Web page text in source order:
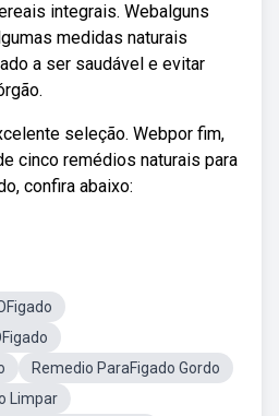
integrais. Webalguns
medidas naturais
a ser saudável e evitar
seleção. Webpor fim,
cinco remédios naturais para
confira abaixo:
Remedio ParaFigado Gordo
Limpar